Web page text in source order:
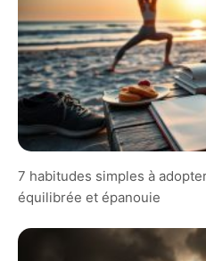
7 habitudes simples à
équilibrée et épanouie